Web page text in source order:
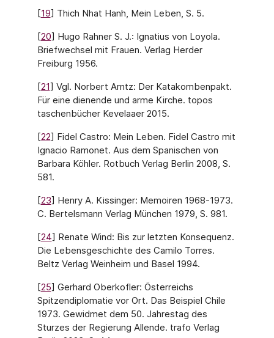
[19] Thich Nhat Hanh, Mein Leben, S. 5.
[20] Hugo Rahner S. J.: Ignatius von Loyola.
Briefwechsel mit Frauen. Verlag Herder
Freiburg 1956.
[21] Vgl. Norbert Arntz: Der Katakombenpakt.
Für eine dienende und arme Kirche. topos
taschenbücher Kevelaaer 2015.
[22] Fidel Castro: Mein Leben. Fidel Castro mit
Ignacio Ramonet. Aus dem Spanischen von
Barbara Köhler. Rotbuch Verlag Berlin 2008, S.
581.
[23] Henry A. Kissinger: Memoiren 1968-1973.
C. Bertelsmann Verlag München 1979, S. 981.
[24] Renate Wind: Bis zur letzten Konsequenz.
Die Lebensgeschichte des Camilo Torres.
Beltz Verlag Weinheim und Basel 1994.
[25] Gerhard Oberkofler: Österreichs
Spitzendiplomatie vor Ort. Das Beispiel Chile
1973. Gewidmet dem 50. Jahrestag des
Sturzes der Regierung Allende. trafo Verlag